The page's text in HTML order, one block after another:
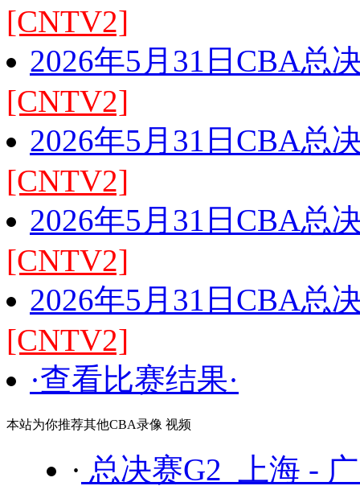
[CNTV2]
2026年5月31日CBA总
[CNTV2]
2026年5月31日CBA总
[CNTV2]
2026年5月31日CBA总
[CNTV2]
2026年5月31日CBA总
[CNTV2]
·查看比赛结果·
本站为你推荐其他CBA录像 视频
· 总决赛G2 上海 -